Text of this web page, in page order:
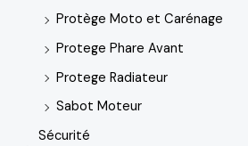
Protège Moto et Carénage
Protege Phare Avant
Protege Radiateur
Sabot Moteur
Sécurité